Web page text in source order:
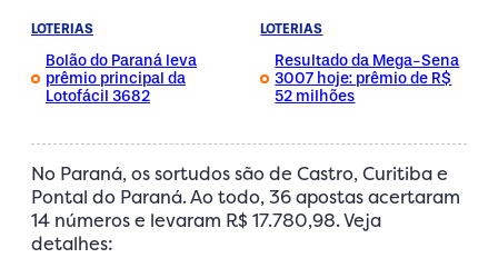
LOTERIAS
Bolão do Paraná leva
prêmio principal da
Lotofácil 3682
LOTERIAS
Resultado da Mega-Sena
3007 hoje: prêmio de R$
52 milhões
No Paraná, os sortudos são de Castro, Curitiba e
Pontal do Paraná. Ao todo, 36 apostas acertaram
14 números e levaram R$ 17.780,98. Veja
detalhes: